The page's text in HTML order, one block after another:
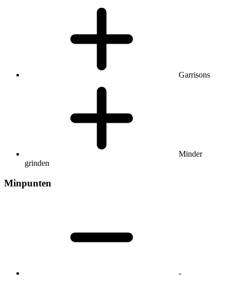
Garrisons
Minder
grinden
Minpunten
-